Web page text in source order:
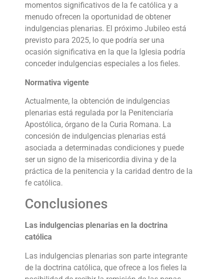
momentos significativos de la fe católica y a
menudo ofrecen la oportunidad de obtener
indulgencias plenarias. El próximo Jubileo está
previsto para 2025, lo que podría ser una
ocasión significativa en la que la Iglesia podría
conceder indulgencias especiales a los fieles.
Normativa vigente
Actualmente, la obtención de indulgencias
plenarias está regulada por la Penitenciaría
Apostólica, órgano de la Curia Romana. La
concesión de indulgencias plenarias está
asociada a determinadas condiciones y puede
ser un signo de la misericordia divina y de la
práctica de la penitencia y la caridad dentro de la
fe católica.
Conclusiones
Las indulgencias plenarias en la doctrina
católica
Las indulgencias plenarias son parte integrante
de la doctrina católica, que ofrece a los fieles la